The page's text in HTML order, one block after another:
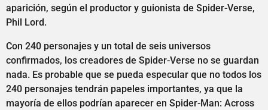
aparición, según el productor y guionista de Spider-Verse,
Phil Lord.
Con 240 personajes y un total de seis universos
confirmados, los creadores de Spider-Verse no se guardan
nada. Es probable que se pueda especular que no todos los
240 personajes tendrán papeles importantes, ya que la
mayoría de ellos podrían aparecer en Spider-Man: Across